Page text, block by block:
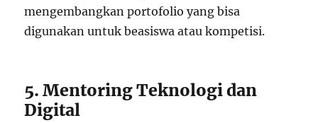
mengembangkan portofolio yang bisa
digunakan untuk beasiswa atau kompetisi.
5. Mentoring Teknologi dan
Digital